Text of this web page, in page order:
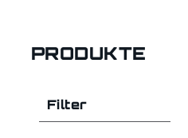
PRODUKTE
Filter